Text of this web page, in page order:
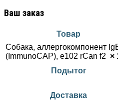
Ваш заказ
Товар
Собака, аллергокомпонент
(ImmunoCAP), e102 rCan f2 ×
Подытог
Доставка